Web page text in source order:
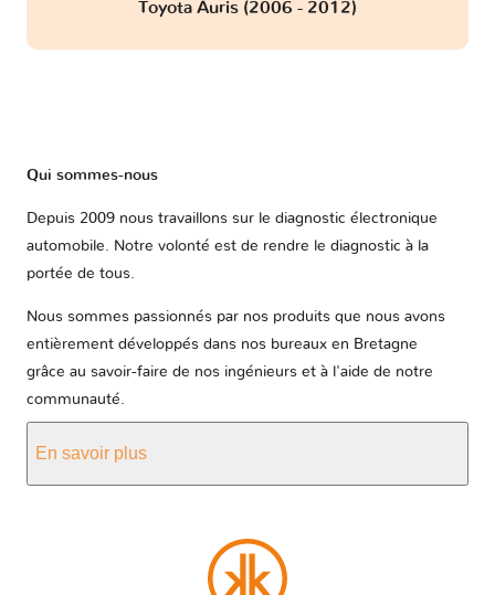
Toyota Auris (2006 - 2012)
Qui sommes-nous
Depuis 2009 nous travaillons sur le diagnostic électronique
automobile. Notre volonté est de rendre le diagnostic à la
portée de tous.
Nous sommes passionnés par nos produits que nous avons
entièrement développés dans nos bureaux en Bretagne
grâce au savoir-faire de nos ingénieurs et à l'aide de notre
communauté.
En savoir plus